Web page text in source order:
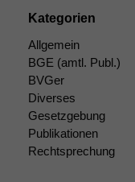
Kategorien
Allgemein
BGE (amtl. Publ.)
BVGer
Diverses
Gesetzgebung
Publikationen
Rechtsprechung